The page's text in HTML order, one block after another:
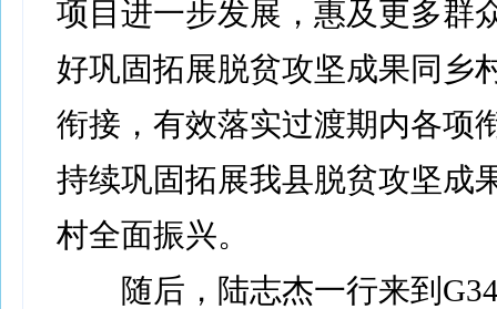
项目进一步发展，惠及更多群
好巩固拓展脱贫攻坚成果同乡
衔接，有效落实过渡期内各项
持续巩固拓展我县脱贫攻坚成
村全面振兴。
随后，陆志杰一行来到